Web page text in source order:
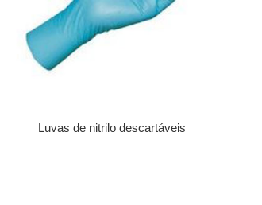
Luvas de nitrilo descartáveis